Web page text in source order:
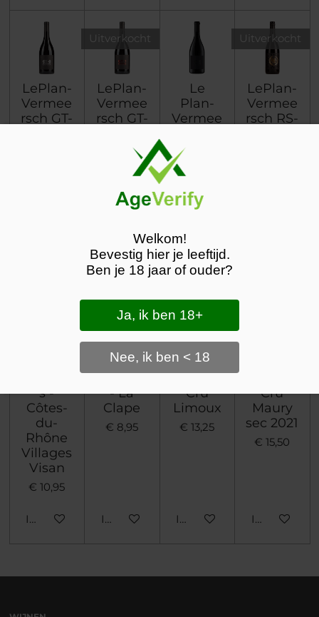
LePlan-
Vermee
rsch GT-
Uitverkocht
LePlan-
Vermee
rsch GT-
Châtea
uneuf
Pape
€ 39,95
Houd mij op de hoogte
Le
Plan-
Vermee
X 2021
€ 31,95
In winkelwagen
Uitverkocht
LePlan-
Vermee
rsch RS-
s -
Côtes-
du-
Rhône
Villages
Visan
€ 10,95
In winkelwagen
Domain
e Plan
du Roy
- La
Clape
€ 8,95
In winkelwagen
e Les
Ors -
Cru
Limoux
€ 13,25
In winkelwagen
Cru
Maury
sec 2021
€ 15,50
In
Welkom!
Bevestig hier je leeftijd.
Ben je 18 jaar of ouder?
Ja, ik ben 18+
Nee, ik ben < 18